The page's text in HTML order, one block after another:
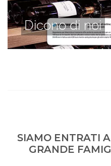
Dicono di noi
SIAMO ENTRATI
GRANDE